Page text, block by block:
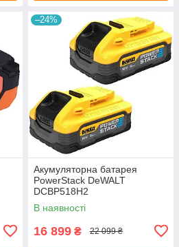
–24%
Акумуляторна батарея
PowerStack DeWALT
DCBP518H2
В наявності
16 899 ₴ 22 099 ₴